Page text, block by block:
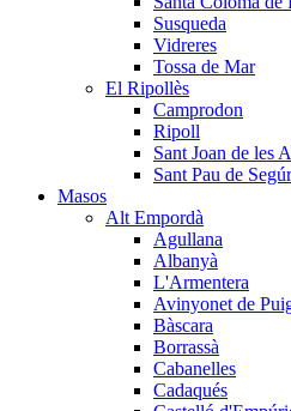
Susqueda
Vidreres
Tossa de Mar
El Ripollès
Camprodon
Ripoll
Sant Joan de les
Sant Pau de
Masos
Alt Empordà
Agullana
Albanyà
L'Armentera
Avinyonet de
Bàscara
Borrassà
Cabanelles
Cadaqués